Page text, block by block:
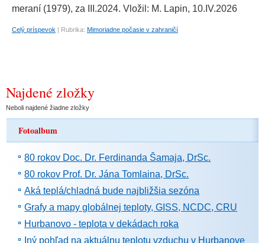
meraní (1979), za III.2024. Vložil: M. Lapin, 10.IV.2026
Celý príspevok | Rubrika: Mimoriadne počasie v zahraničí
Najdené zložky
Neboli najdené žiadne zložky
Fotoalbum
80 rokov Doc. Dr. Ferdinanda Šamaja, DrSc.
80 rokov Prof. Dr. Jána Tomlaina, DrSc.
Aká teplá/chladná bude najbližšia sezóna
Grafy a mapy globálnej teploty, GISS, NCDC, CRU
Hurbanovo - teplota v dekádach roka
Iný pohľad na aktuálnu teplotu vzduchu v Hurbanove